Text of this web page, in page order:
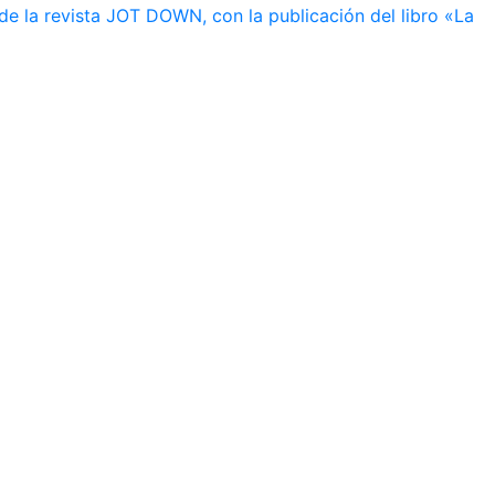
la revista JOT DOWN, con la publicación del libro «La